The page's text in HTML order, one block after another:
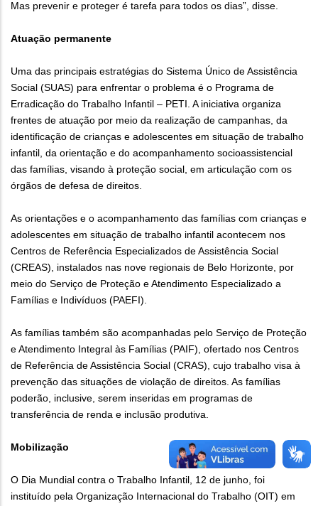
Mas prevenir e proteger é tarefa para todos os dias”, disse.
Atuação permanente
Uma das principais estratégias do Sistema Único de Assistência
Social (SUAS) para enfrentar o problema é o Programa de
Erradicação do Trabalho Infantil – PETI. A iniciativa organiza
frentes de atuação por meio da realização de campanhas, da
identificação de crianças e adolescentes em situação de trabalho
infantil, da orientação e do acompanhamento socioassistencial
das famílias, visando à proteção social, em articulação com os
órgãos de defesa de direitos.
As orientações e o acompanhamento das famílias com crianças e
adolescentes em situação de trabalho infantil acontecem nos
Centros de Referência Especializados de Assistência Social
(CREAS), instalados nas nove regionais de Belo Horizonte, por
meio do Serviço de Proteção e Atendimento Especializado a
Famílias e Indivíduos (PAEFI).
As famílias também são acompanhadas pelo Serviço de Proteção
e Atendimento Integral às Famílias (PAIF), ofertado nos Centros
de Referência de Assistência Social (CRAS), cujo trabalho visa à
prevenção das situações de violação de direitos. As famílias
poderão, inclusive, serem inseridas em programas de
transferência de renda e inclusão produtiva.
Mobilização
O Dia Mundial contra o Trabalho Infantil, 12 de junho, foi
instituído pela Organização Internacional do Trabalho (OIT) em